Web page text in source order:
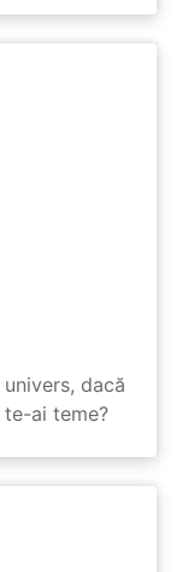
dacă
ai teme?